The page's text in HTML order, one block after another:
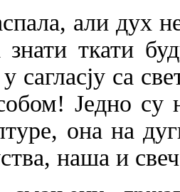
али дух
знати ткати
сагласју са
Једно су
она на
наша и